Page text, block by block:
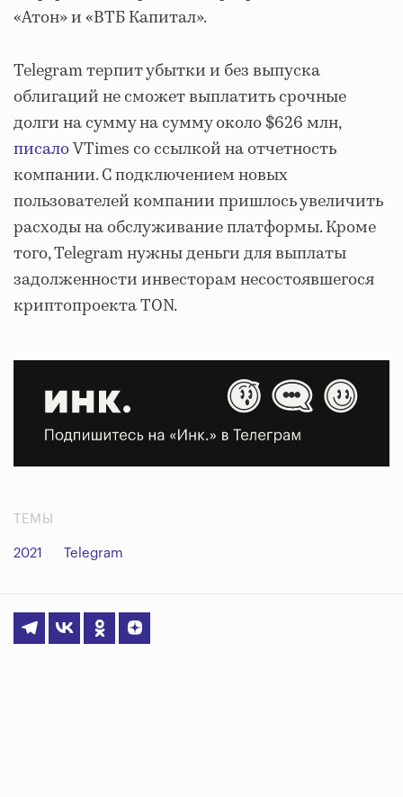
«Атон» и «ВТБ Капитал».
Telegram терпит убытки и без выпуска
облигаций не сможет выплатить срочные
долги на сумму на сумму около $626 млн,
писалоVTimes со ссылкой на отчетность
компании. С подключением новых
пользователей компании пришлось увеличить
расходы на обслуживание платформы. Кроме
того, Telegram нужны деньги для выплаты
задолженности инвесторам несостоявшегося
криптопроекта TON.
ТЕМЫ
2021 Telegram